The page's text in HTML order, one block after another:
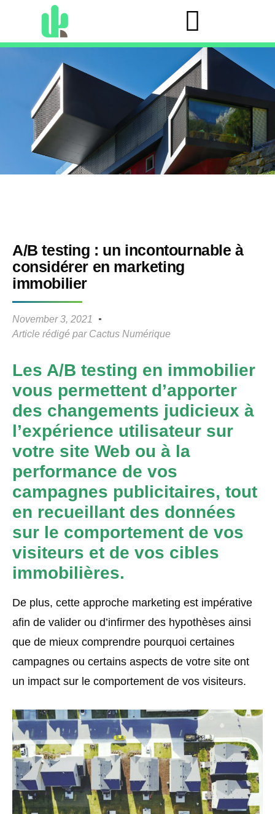
A/B testing : un incontournable à
considérer en marketing
immobilier
November 3, 2021
Article rédigé par Cactus Numérique
Les A/B testing en immobilier
vous permettent d’apporter
des changements judicieux à
l’expérience utilisateur sur
votre site Web ou à la
performance de vos
campagnes publicitaires, tout
en recueillant des données
sur le comportement de vos
visiteurs et de vos cibles
immobilières.
De plus, cette approche marketing est impérative
afin de valider ou d’infirmer des hypothèses ainsi
que de mieux comprendre pourquoi certaines
campagnes ou certains aspects de votre site ont
un impact sur le comportement de vos visiteurs.